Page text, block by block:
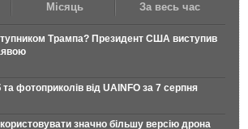
Місяць За весь час
Трампа? Президент США виступив
та фотоприколів від UAINFO за 7 серпня
значно більшу версію дрона